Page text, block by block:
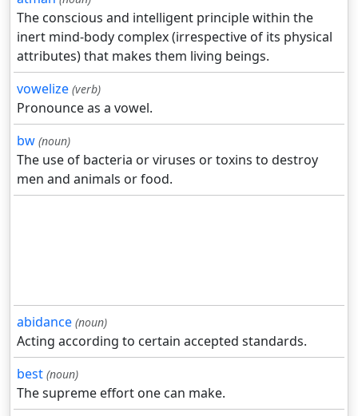
The conscious and intelligent principle within the
inert mind-body complex (irrespective of its physical
attributes) that makes them living beings.
vowelize (verb)
Pronounce as a vowel.
bw (noun)
The use of bacteria or viruses or toxins to destroy
men and animals or food.
abidance (noun)
Acting according to certain accepted standards.
best (noun)
The supreme effort one can make.